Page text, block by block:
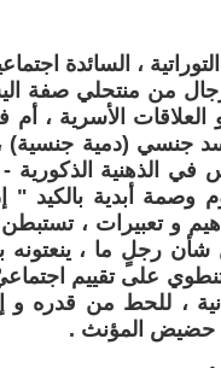
، السائدة
من منتحلي صفة
الأسرية ،
جنسي (دمية
في الذهنية
وصمة أبدية بالكيد "
و تعبيرات ، تستبطن
رجلٍ ما ، ينعتونه
على تقييم
، للحط من قدره و
حضيض المؤنث .